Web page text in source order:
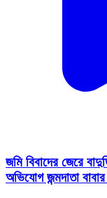
জমি বিবাদের জেরে
অভিযোগ জন্মদাতা